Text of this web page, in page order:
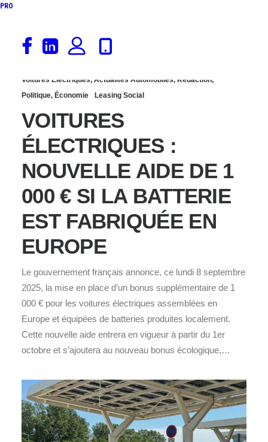
PRO
Voitures Électriques, Actualités Automobiles, Rédaction,
Politique, Économie Leasing Social
VOITURES
ÉLECTRIQUES :
NOUVELLE AIDE DE 1
000 € SI LA BATTERIE
EST FABRIQUÉE EN
EUROPE
Le gouvernement français annonce, ce lundi 8 septembre
2025, la mise en place d’un bonus supplémentaire de 1
000 € pour les voitures électriques assemblées en
Europe et équipées de batteries produites localement.
Cette nouvelle aide entrera en vigueur à partir du 1er
octobre et s’ajoutera au nouveau bonus écologique,…